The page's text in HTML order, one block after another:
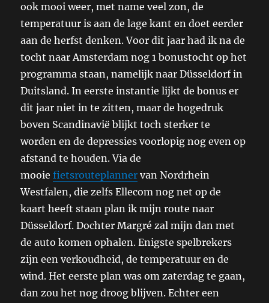
ook mooi weer, met name veel zon, de
temperatuur is aan de lage kant en doet eerder
aan de herfst denken. Voor dit jaar had ik na de
tocht naar Amsterdam nog 1 bonustocht op het
programma staan, namelijk naar Düsseldorf in
Duitsland. In eerste instantie lijkt de bonus er
dit jaar niet in te zitten, maar de hogedruk
boven Scandinavië blijkt toch sterker te
worden en de depressies voorlopig nog even op
afstand te houden. Via de
mooiefietsrouteplanner van Nordrhein
Westfalen, die zelfs Ellecom nog net op de
kaart heeft staan plan ik mijn route naar
Düsseldorf. Dochter Margré zal mijn dan met
de auto komen ophalen. Enigste spelbrekers
zijn een verkoudheid, de temperatuur en de
wind. Het eerste plan was om zaterdag te gaan,
dan zou het nog droog blijven. Echter een